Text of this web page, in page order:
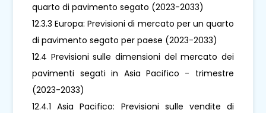
quarto di pavimento segato (2023-2033)
12.3.3 Europa: Previsioni di mercato per un quarto
di pavimento segato per paese (2023-2033)
12.4 Previsioni sulle dimensioni del mercato dei
pavimenti segati in Asia Pacifico - trimestre
(2023-2033)
12.4.1 Asia Pacifico: Previsioni sulle vendite di